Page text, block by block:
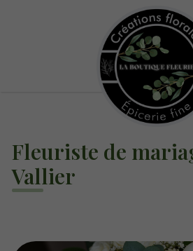
Fleuriste de
Vallier